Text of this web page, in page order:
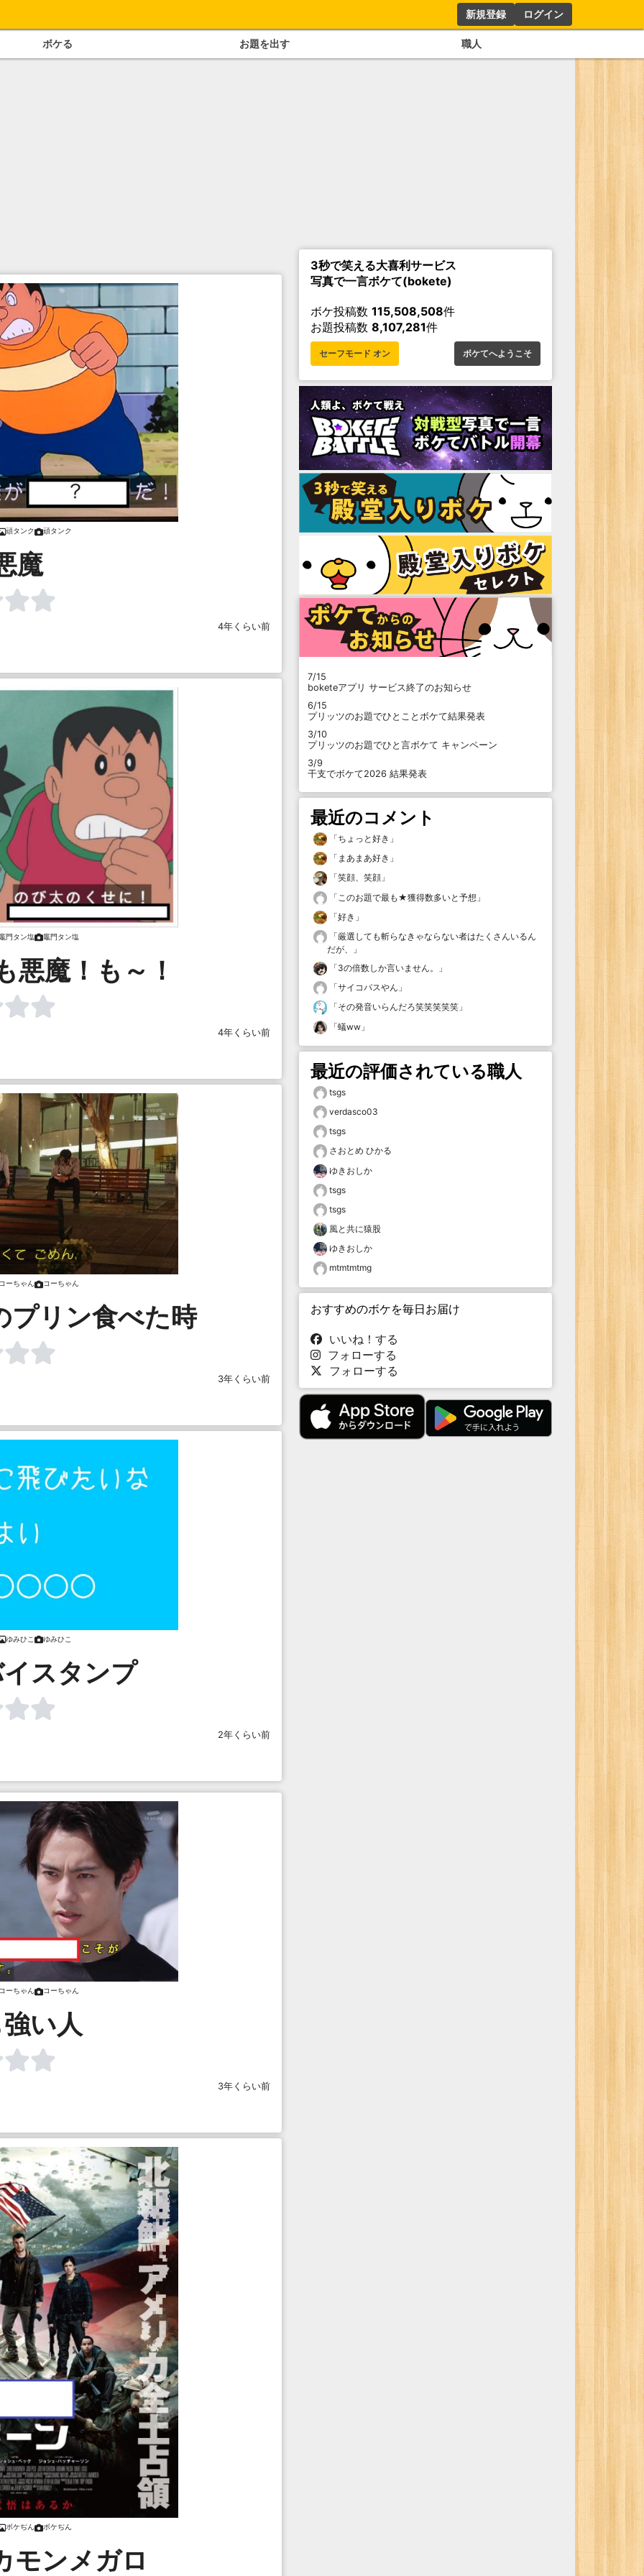
新規登録 ログイン
ボケる お題を出す 職人
頑タンク 頑タンク
魔
4年くらい前
門タン塩 竈門タン塩
悪魔！も～！
4年くらい前
ーちゃん コーちゃん
プリン食べた時
3年くらい前
ゆみひこ ゆみひこ
スタンプ
2年くらい前
ーちゃん コーちゃん
い人
3年くらい前
ボケぢん ボケぢん
モンメガロ
3秒で笑える大喜利サービス
写真で一言ボケて(bokete)
ボケ投稿数 115,508,508件
お題投稿数 8,107,281件
セーフモード オン ボケてへようこそ
7/15
boketeアプリ サービス終了のお知らせ
6/15
プリッツのお題でひとことボケて結果発表
3/10
プリッツのお題でひと言ボケて キャンペーン
3/9
干支でボケて2026 結果発表
最近のコメント
「ちょっと好き 」
「 まあまあ好き 」
「笑顔、笑顔 」
「 このお題で最も★獲得数多いと予想 」
「好き 」
「厳選しても斬らなきゃならない者はたくさんいるん
だが、
」
「3の倍数しか言いません。
」
「サイコパスやん 」
「その発音いらんだろ笑笑笑笑笑 」
「蟻ww 」
最近の評価されている職人
tsgs
verdasco03
tsgs
さおとめ ひかる
ゆきおしか
tsgs
tsgs
風と共に猿股
ゆきおしか
mtmtmtmg
おすすめのボケを毎日お届け
いいね！する
フォローする
フォローする